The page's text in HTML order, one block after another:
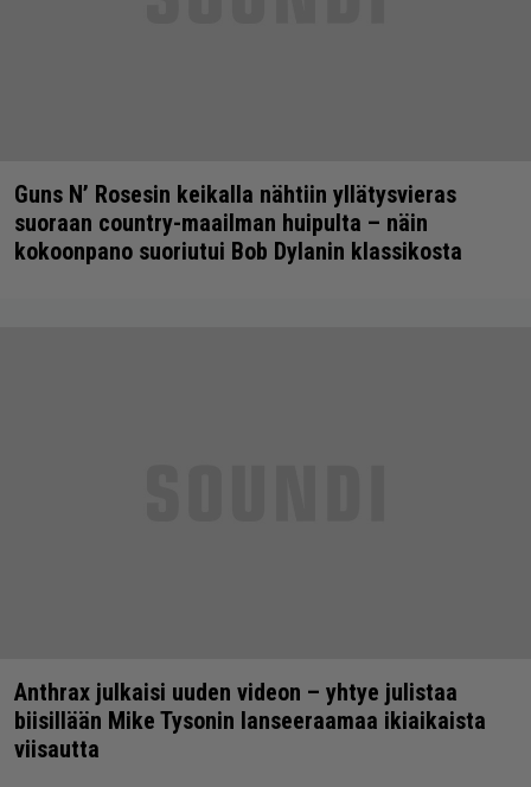
Guns N’ Rosesin keikalla nähtiin yllätysvieras
suoraan country-maailman huipulta – näin
kokoonpano suoriutui Bob Dylanin klassikosta
Anthrax julkaisi uuden videon – yhtye julistaa
biisillään Mike Tysonin lanseeraamaa ikiaikaista
viisautta